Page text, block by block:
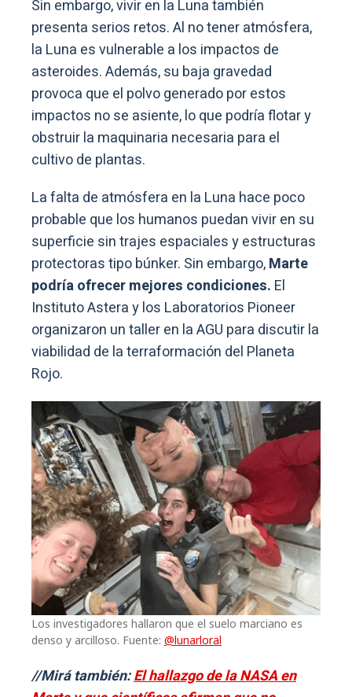
Sin embargo, vivir en la Luna también
presenta serios retos. Al no tener atmósfera,
la Luna es vulnerable a los impactos de
asteroides. Además, su baja gravedad
provoca que el polvo generado por estos
impactos no se asiente, lo que podría flotar y
obstruir la maquinaria necesaria para el
cultivo de plantas.
La falta de atmósfera en la Luna hace poco
probable que los humanos puedan vivir en su
superficie sin trajes espaciales y estructuras
protectoras tipo búnker. Sin embargo,Marte
podría ofrecer mejores condiciones. El
Instituto Astera y los Laboratorios Pioneer
organizaron un taller en la AGU para discutir la
viabilidad de la terraformación del Planeta
Rojo.
Los investigadores hallaron que el suelo marciano es
denso y arcilloso. Fuente: @lunarloral
//Mirá también:El hallazgo de la NASA en